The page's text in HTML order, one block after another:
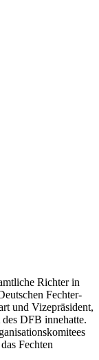
Richter in
Fechter-
und Vizepräsident,
DFB innehatte.
Fechten